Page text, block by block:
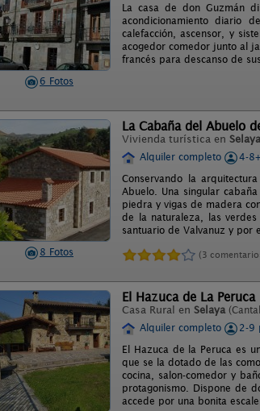
6 Fotos
La casa de don Guzmán
acondicionamiento diario
calefacción, ascensor, y
acogedor comedor junto al
francés para descanso de
8 Fotos
La Cabaña del Abuelo
Vivienda turística en Selaya
Alquiler completo
4-
Conservando la
Abuelo. Una singular
piedra y vigas de madera
de la naturaleza, las
santuario de Valvanuz y por
(3
El Hazuca de La Peruca
Casa Rural en Selaya
Alquiler completo
2-9
El Hazuca de la Peruca es
que se la dotado de las
cocina, salon-comedor y
protagonismo. Dispone de
accede por una bonita